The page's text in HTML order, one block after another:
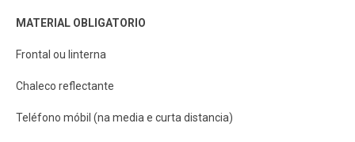
MATERIAL OBLIGATORIO
Frontal ou linterna
Chaleco reflectante
Teléfono móbil (na media e curta distancia)